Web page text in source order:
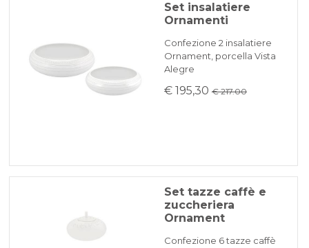
Set insalatiere
Ornamenti
Confezione 2 insalatiere
Ornament, porcella Vista
Alegre
€ 195,30 € 217.00
Set tazze caffè e
zuccheriera
Ornament
Confezione 6 tazze caffè